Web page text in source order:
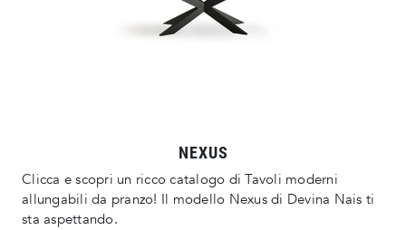
NEXUS
Clicca e scopri un ricco catalogo di Tavoli moderni
allungabili da pranzo! Il modello Nexus di Devina Nais ti
sta aspettando.